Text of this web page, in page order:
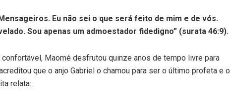
Eu não sei o que será feito de mim e de vós.
Sou apenas um admoestador fidedigno” (surata 46:9).
Maomé desfrutou quinze anos de tempo livre para
que o anjo Gabriel o chamou para ser o último profeta e o
relata: